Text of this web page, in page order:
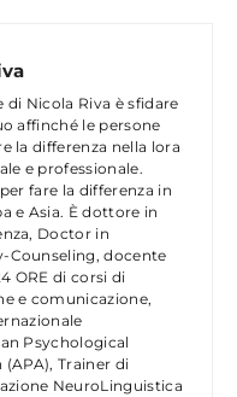
di Nicola Riva è sfidare
affinché le persone
la differenza nella lora
e professionale.
fare la differenza in
e Asia. È dottore in
Doctor in
Counseling, docente
ORE di corsi di
e comunicazione,
Psychological
Trainer di
NeuroLinguistica